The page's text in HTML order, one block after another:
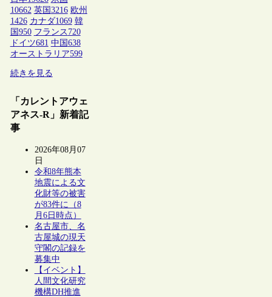
10662 英国 3216 欧州
1426 カナダ1069 韓
国 950 フランス 720
ドイツ681 中国 638
オーストラリア599
続きを見る
「カレントアウェ
アネス-R」新着記
事
2026年08月07
日
令和8年熊本
地震による文
化財等の被害
が83件に（8
月6日時点）
名古屋市、名
古屋城の現天
守閣の記録を
募集中
【イベント】
人間文化研究
機構DH推進